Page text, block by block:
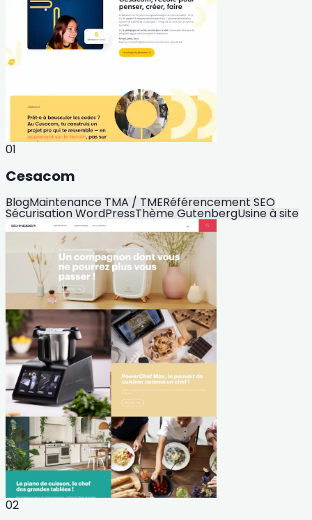
01
Cesacom
BlogMaintenance TMA / TMERéférencement SEO
Sécurisation WordPressThème GutenbergUsine à site
02